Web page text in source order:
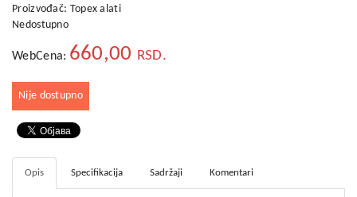
Auto
oprema
Odeća,
Putna
galanterija
Oprema
Proizvođač: Topex alati
Nedostupno
WebCena: 660,00 RSD.
Nije dostupno
Opis Specifikacija Sadržaji Komentari